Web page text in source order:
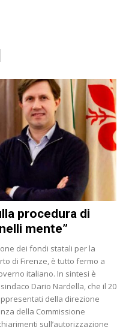
procedura di
mente”
dei fondi statali per la
di Firenze, è tutto fermo a
italiano. In sintesi è
Dario Nardella, che il 20
della direzione
della Commissione
sull’autorizzazione